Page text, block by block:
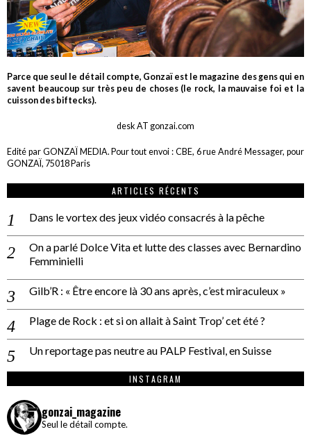
Parce que seul le détail compte, Gonzaï est le magazine des gens qui en
savent beaucoup sur très peu de choses (le rock, la mauvaise foi et la
cuisson des biftecks).
desk AT gonzai.com
Edité par GONZAÏ MEDIA. Pour tout envoi : CBE, 6 rue André Messager, pour
GONZAÏ, 75018 Paris
ARTICLES RÉCENTS
Dans le vortex des jeux vidéo consacrés à la pêche
On a parlé Dolce Vita et lutte des classes avec Bernardino
Femminielli
Gilb’R : « Être encore là 30 ans après, c’est miraculeux »
Plage de Rock : et si on allait à Saint Trop’ cet été ?
Un reportage pas neutre au PALP Festival, en Suisse
INSTAGRAM
gonzai_magazine
Seul le détail compte.